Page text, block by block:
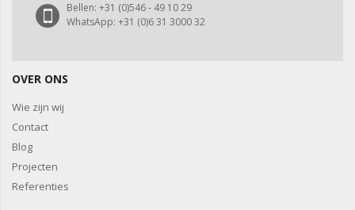
Bellen: +31 (0)546 - 49 10 29
WhatsApp: +31 (0)6 31 3000 32
OVER ONS
Wie zijn wij
Contact
Blog
Projecten
Referenties